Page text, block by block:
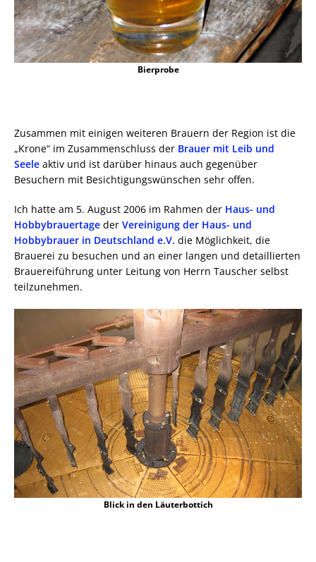
Bierprobe
Zusammen mit einigen weiteren Brauern der Region ist die
„Krone“ im Zusammenschluss der Brauer mit Leib und
Seele aktiv und ist darüber hinaus auch gegenüber
Besuchern mit Besichtigungswünschen sehr offen.
Ich hatte am 5. August 2006 im Rahmen der Haus- und
Hobbybrauertage der Vereinigung der Haus- und
Hobbybrauer in Deutschland e.V. die Möglichkeit, die
Brauerei zu besuchen und an einer langen und detaillierten
Brauereiführung unter Leitung von Herrn Tauscher selbst
teilzunehmen.
Blick in den Läuterbottich